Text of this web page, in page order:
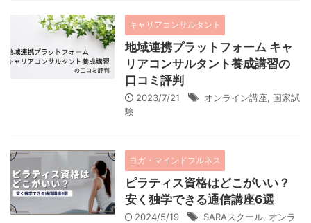
キャリアコンサルタント
地域連携プラットフォーム キャ
リアコンサルタント養成講習の
口コミ評判
2023/7/21 オンライン講座, 国家試
験
ヨガ・マインドフルネス
ピラティス資格はどこがいい？
安く独学できる通信講座6選
2024/5/19 SARAスクール, オンラ